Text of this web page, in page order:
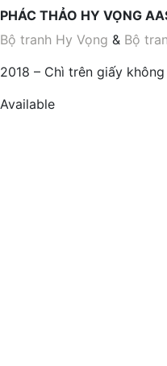
PHÁC THẢO HY VỌNG
Bộ tranh Hy Vọng & Bộ
2018 – Chì trên giấy
Available